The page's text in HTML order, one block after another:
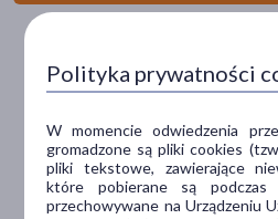
ALLNUTRITION(1)
Carnium Botanicals(1)
Diet-Food(1)
Polityka prywatności
W momencie odwiedzenia
gromadzone są pliki cookies
pliki tekstowe, zawierające
które pobierane są podczas
przechowywane na Urządzeniu